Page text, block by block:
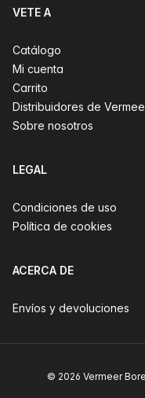
VETE A
Catálogo
Mi cuenta
Carrito
Distribuidores de
Sobre nosotros
LEGAL
Condiciones de uso
Política de cookies
ACERCA DE
Envíos y devoluciones
© 2026 Vermeer